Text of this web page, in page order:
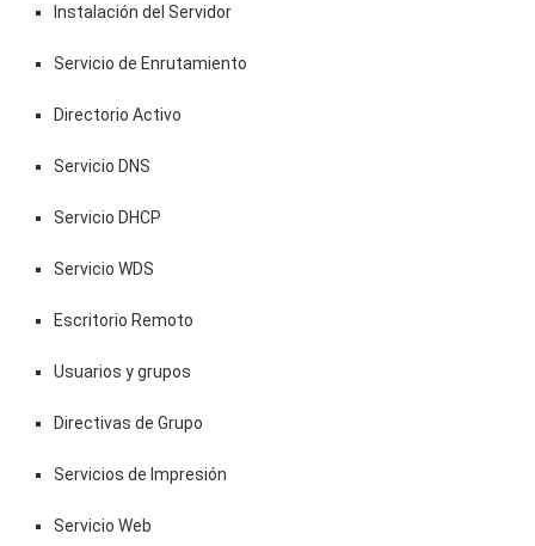
Instalación del Servidor
Servicio de Enrutamiento
Directorio Activo
Servicio DNS
Servicio DHCP
Servicio WDS
Escritorio Remoto
Usuarios y grupos
Directivas de Grupo
Servicios de Impresión
Servicio Web